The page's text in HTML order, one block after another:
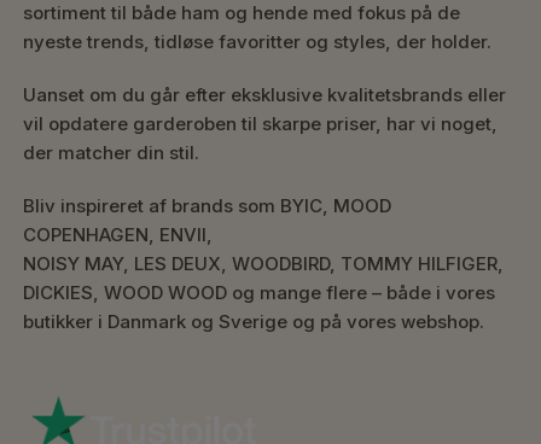
sortiment til både ham og hende med fokus på de
nyeste trends, tidløse favoritter og styles, der holder.
Uanset om du går efter eksklusive kvalitetsbrands eller
vil opdatere garderoben til skarpe priser, har vi noget,
der matcher din stil.
Bliv inspireret af brands som BYIC, MOOD
COPENHAGEN, ENVII,
NOISY MAY, LES DEUX, WOODBIRD, TOMMY HILFIGER,
DICKIES, WOOD WOOD og mange flere – både i vores
butikker i Danmark og Sverige og på vores webshop.